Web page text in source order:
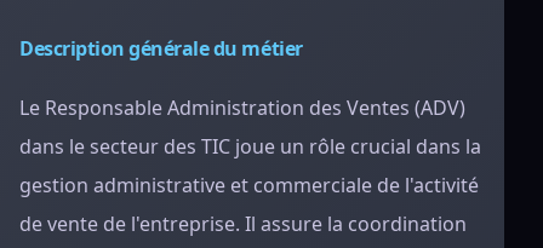
Description générale du métier
Le Responsable Administration des Ventes (ADV)
dans le secteur des TIC joue un rôle crucial dans la
gestion administrative et commerciale de l'activité
de vente de l'entreprise. Il assure la coordination